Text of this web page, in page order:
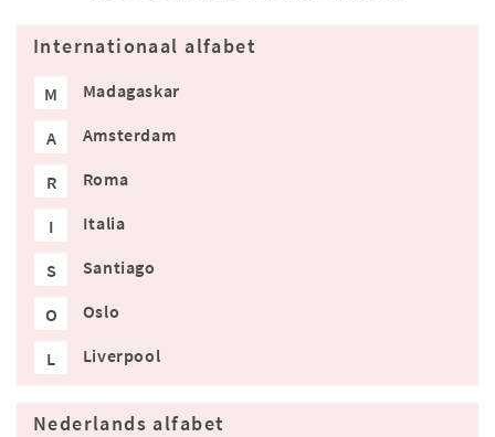
Internationaal alfabet
M Madagaskar
A Amsterdam
R Roma
I Italia
S Santiago
O Oslo
L Liverpool
Nederlands alfabet